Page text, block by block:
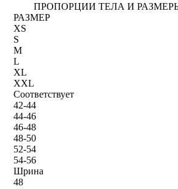
ПРОПОРЦИИ ТЕЛА И
РАЗМЕР
XS
S
M
L
XL
XXL
Соответствует
42-44
44-46
46-48
48-50
52-54
54-56
Шрина
48